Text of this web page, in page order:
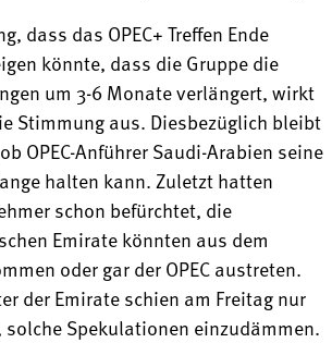
dass das OPEC+ Treffen Ende
könnte, dass die Gruppe die
um 3-6 Monate verlängert, wirkt
Stimmung aus. Diesbezüglich bleibt
OPEC-Anführer Saudi-Arabien seine
halten kann. Zuletzt hatten
schon befürchtet, die
Emirate könnten aus dem
oder gar der OPEC austreten.
der Emirate schien am Freitag nur
Spekulationen einzudämmen.